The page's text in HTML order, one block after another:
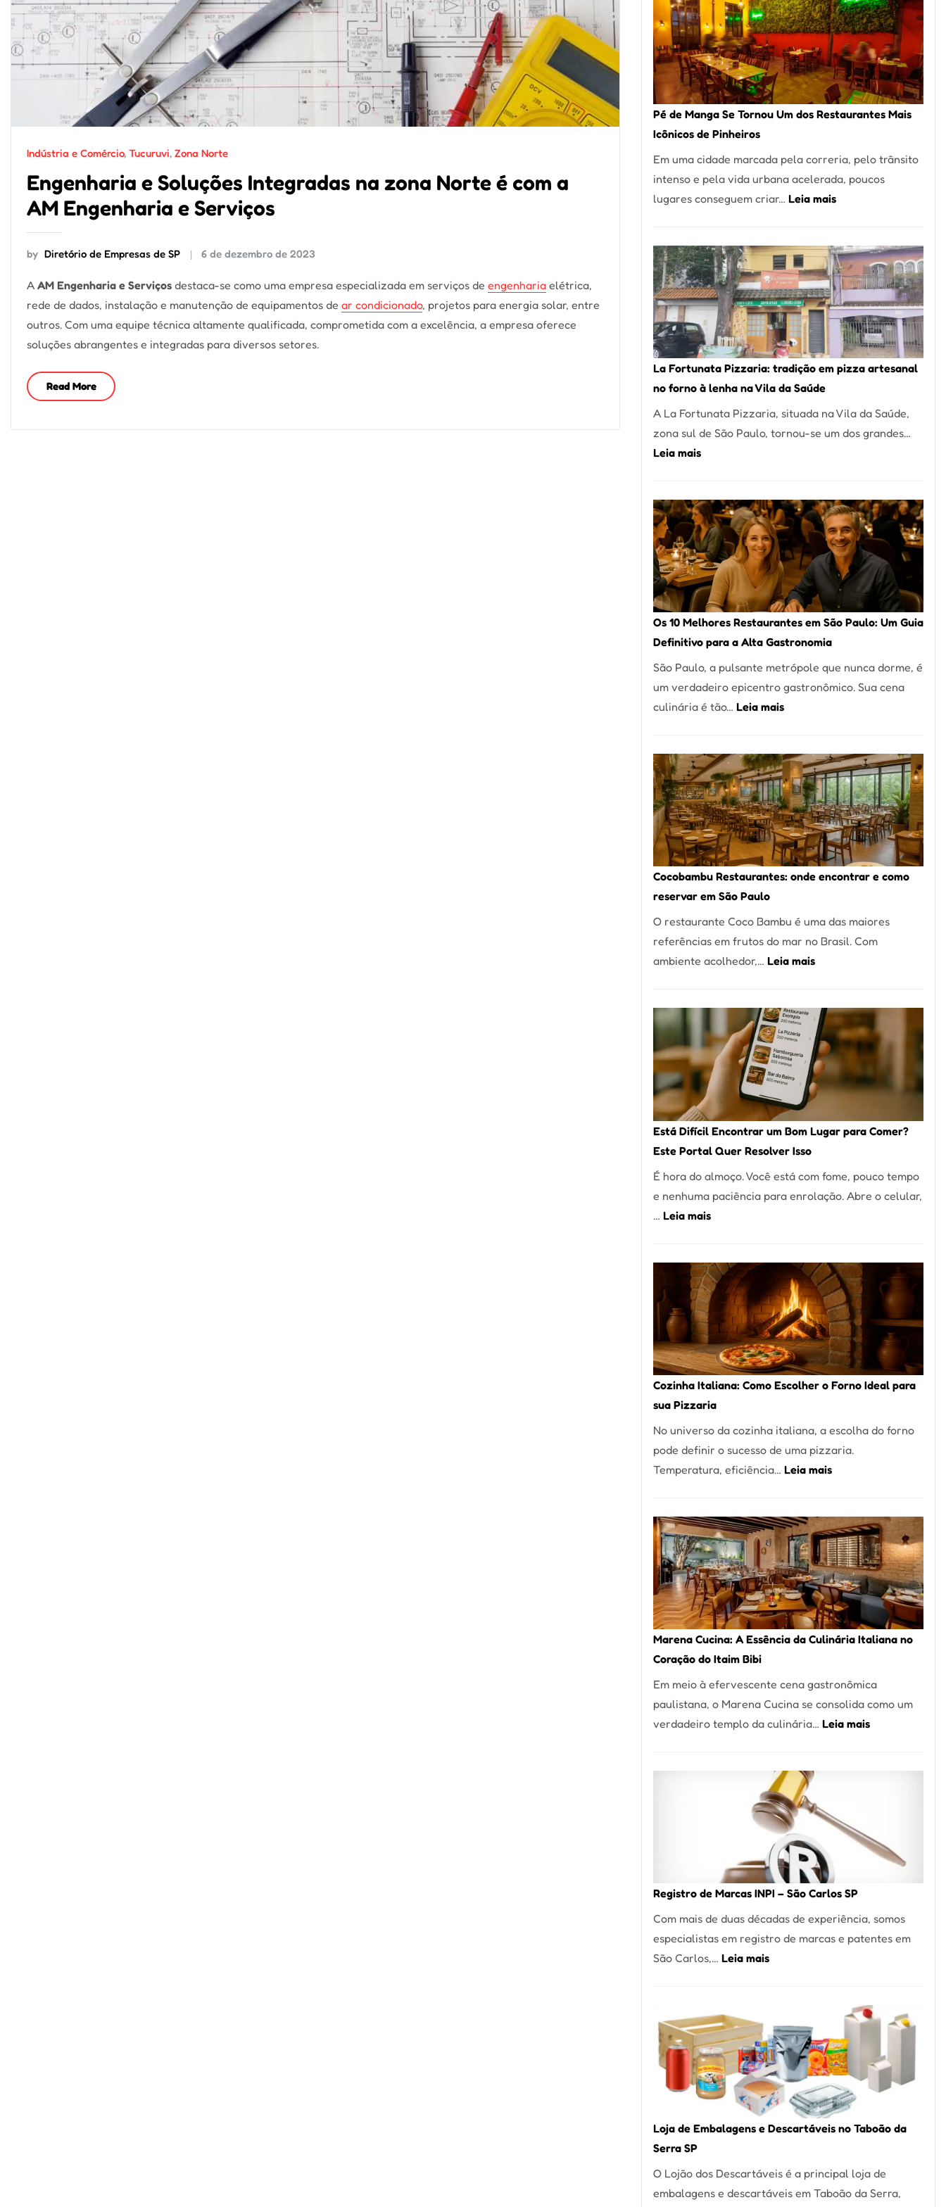
Indústria e Comércio, Tucuruvi, Zona Norte
Engenharia e Soluções Integradas na zona Norte é com a
AM Engenharia e Serviços
by Diretório de Empresas de SP 6 de dezembro de 2023
A AM Engenharia e Serviços destaca-se como uma empresa especializada em serviços de engenharia elétrica,
rede de dados, instalação e manutenção de equipamentos de ar condicionado, projetos para energia solar, entre
outros. Com uma equipe técnica altamente qualificada, comprometida com a excelência, a empresa oferece
soluções abrangentes e integradas para diversos setores.
Read More
Pé de Manga Se Tornou Um dos Restaurantes Mais
Icônicos de Pinheiros
Em uma cidade marcada pela correria, pelo trânsito
intenso e pela vida urbana acelerada, poucos
lugares conseguem criar… Leia mais:
Manga
Se
Tornou
Um
dos
Restaurantes
Mais
de
Pinheiros
La Fortunata Pizzaria: tradição em pizza artesanal
no forno à lenha na Vila da Saúde
A La Fortunata Pizzaria, situada na Vila da Saúde,
zona sul de São Paulo, tornou-se um dos grandes…
Leia mais:
Pizzaria:
tradição
em
pizza
artesanal
no
forno
à
lenha
na
Vila
Os 10 Melhores Restaurantes em São Paulo: Um Guia
Definitivo para a Alta Gastronomia
São Paulo, a pulsante metrópole que nunca dorme, é
um verdadeiro epicentro gastronômico. Sua cena
culinária é tão… Leia mais:
Melhores
Restaurantes
em
São
Paulo:
Um
Guia
para
a
Alta
Cocobambu Restaurantes: onde encontrar e como
reservar em São Paulo
O restaurante Coco Bambu é uma das maiores
referências em frutos do mar no Brasil. Com
ambiente acolhedor,… Leia mais:
onde
encontrar
e
como
reservar
em
São
Está Difícil Encontrar um Bom Lugar para Comer?
Este Portal Quer Resolver Isso
É hora do almoço. Você está com fome, pouco tempo
e nenhuma paciência para enrolação. Abre o celular,
… Leia mais:
Encontrar
um
Bom
Lugar
para
Comer?
Este
Portal
Quer
Resolver
Isso
Cozinha Italiana: Como Escolher o Forno Ideal para
sua Pizzaria
No universo da cozinha italiana, a escolha do forno
pode definir o sucesso de uma pizzaria.
Temperatura, eficiência… Leia mais:
Como
Escolher
o
Forno
Ideal
para
sua
Marena Cucina: A Essência da Culinária Italiana no
Coração do Itaim Bibi
Em meio à efervescente cena gastronômica
paulistana, o Marena Cucina se consolida como um
verdadeiro templo da culinária… Leia mais:
Culinária
Italiana
do
Itaim
Registro de Marcas INPI – São Carlos SP
Com mais de duas décadas de experiência, somos
especialistas em registro de marcas e patentes em
São Carlos,… Leia mais:
INPI
–
São
Carlos
SP
Loja de Embalagens e Descartáveis no Taboão da
Serra SP
O Lojão dos Descartáveis é a principal loja de
embalagens e descartáveis em Taboão da Serra,